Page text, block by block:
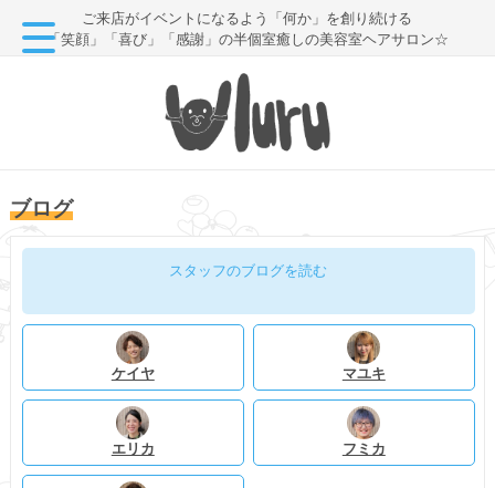
ご来店がイベントになるよう「何か」を創り続ける
「笑顔」「喜び」「感謝」の半個室癒しの美容室ヘアサロン☆
ブログ
スタッフのブログを読む
ケイヤ マユキ
エリカ フミカ